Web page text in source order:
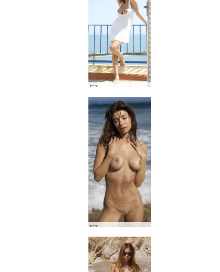
アンナ・L・アトランティックアート #21